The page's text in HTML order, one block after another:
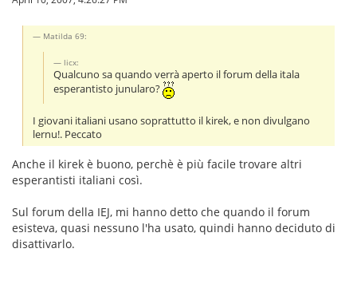
Matilda 69:
licx:
Qualcuno sa quando verrà aperto il forum della itala
esperantisto junularo?
I giovani italiani usano soprattutto il kirek, e non divulgano
lernu!. Peccato
Anche il kirek è buono, perchè è più facile trovare altri
esperantisti italiani così.
Sul forum della IEJ, mi hanno detto che quando il forum
esisteva, quasi nessuno l'ha usato, quindi hanno deciduto di
disattivarlo.